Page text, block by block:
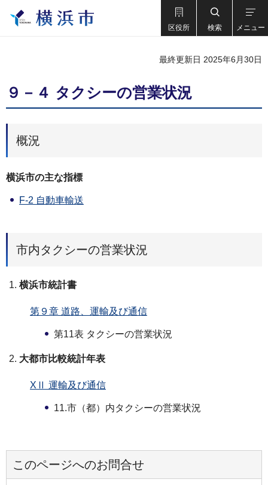
区役所 検索 メニュー
最終更新日 2025年6月30日
９－４ タクシーの営業状況
概況
横浜市の主な指標
F-2 自動車輸送
市内タクシーの営業状況
横浜市統計書
第９章 道路、運輸及び通信
第11表 タクシーの営業状況
大都市比較統計年表
XⅡ 運輸及び通信
11.市（都）内タクシーの営業状況
このページへのお問合せ